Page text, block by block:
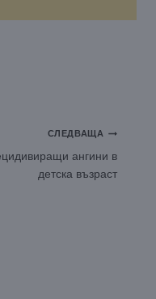
СЛЕДВАЩА
ангини в
детска възраст